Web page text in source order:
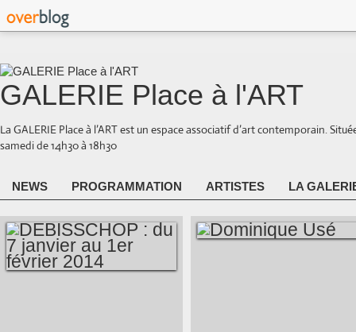
GALERIE Place à l'ART
La GALERIE Place à l’ART est un espace associatif d’art contemporain.
samedi de 14h30 à 18h30
NEWS PROGRAMMATION ARTISTES LA